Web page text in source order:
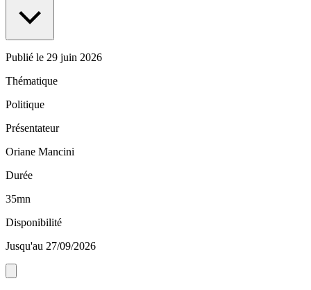
Publié le 29 juin 2026
Thématique
Politique
Présentateur
Oriane Mancini
Durée
35mn
Disponibilité
Jusqu'au 27/09/2026